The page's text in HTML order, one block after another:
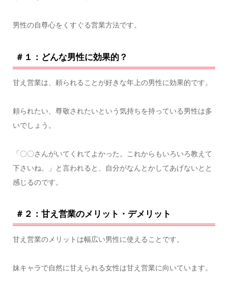
男性の自尊心をくすぐる営業方法です。
＃１：どんな男性に効果的？
甘え営業は、頼られることが好きな年上の男性に効果的です。
頼られたい、尊敬されたいという気持ちを持っている男性は多
いでしょう。
「〇〇さんがいてくれてよかった。これからもいろいろ教えて
下さいね。」と言われると、自分がなんとかしてあげないとと
感じるのです。
＃２：甘え営業のメリット・デメリット
甘え営業のメリットは幅広い男性に使えることです。
妹キャラで自然に甘えられる女性は甘え営業に向いています。